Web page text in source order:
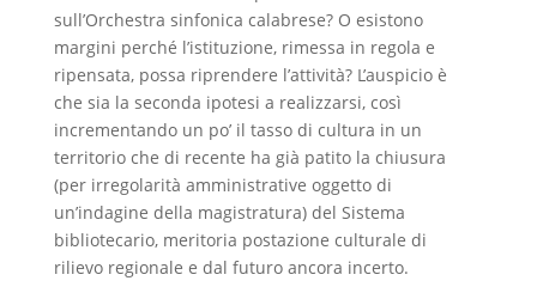
sull’Orchestra sinfonica calabrese? O esistono
margini perché l’istituzione, rimessa in regola e
ripensata, possa riprendere l’attività? L’auspicio è
che sia la seconda ipotesi a realizzarsi, così
incrementando un po’ il tasso di cultura in un
territorio che di recente ha già patito la chiusura
(per irregolarità amministrative oggetto di
un’indagine della magistratura) del Sistema
bibliotecario, meritoria postazione culturale di
rilievo regionale e dal futuro ancora incerto.